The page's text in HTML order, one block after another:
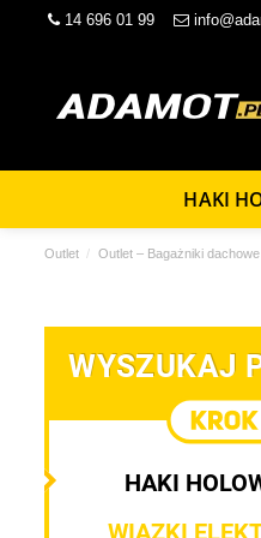
14 696 01 99
HAKI
Outlet Outlet – Bagażniki dachowe
WYSZUKAJ
HAKI
WIĄZKI